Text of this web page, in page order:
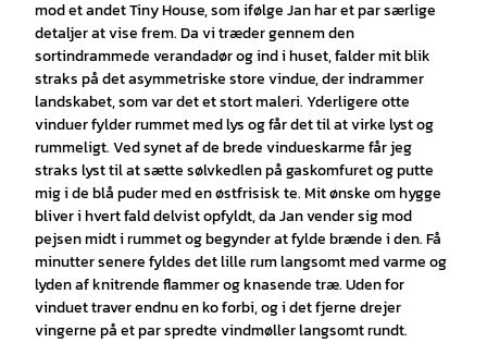
mod et andet Tiny House, som ifølge Jan har et par særlige
detaljer at vise frem. Da vi træder gennem den
sortindrammede verandadør og ind i huset, falder mit blik
straks på det asymmetriske store vindue, der indrammer
landskabet, som var det et stort maleri. Yderligere otte
vinduer fylder rummet med lys og får det til at virke lyst og
rummeligt. Ved synet af de brede vindueskarme får jeg
straks lyst til at sætte sølvkedlen på gaskomfuret og putte
mig i de blå puder med en østfrisisk te. Mit ønske om hygge
bliver i hvert fald delvist opfyldt, da Jan vender sig mod
pejsen midt i rummet og begynder at fylde brænde i den. Få
minutter senere fyldes det lille rum langsomt med varme og
lyden af knitrende flammer og knasende træ. Uden for
vinduet traver endnu en ko forbi, og i det fjerne drejer
vingerne på et par spredte vindmøller langsomt rundt.